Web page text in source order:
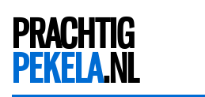
PRACHTIG
PEKELA.NL